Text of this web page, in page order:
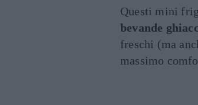
Questi mini
bevande
freschi (ma
massimo